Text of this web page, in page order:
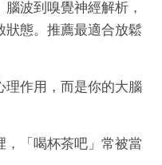
波到嗅覺神經解析，
狀態。推薦最適合放鬆
理作用，而是你的大腦
，「喝杯茶吧」常被當